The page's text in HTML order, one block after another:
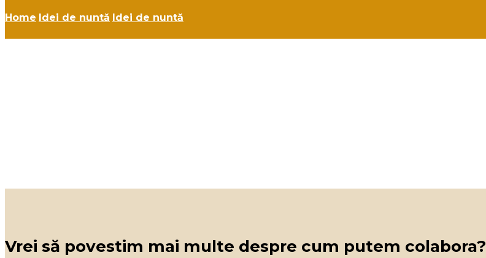
Home Idei de nuntă Idei de nuntă
Vrei să povestim mai multe despre cum putem colabora?